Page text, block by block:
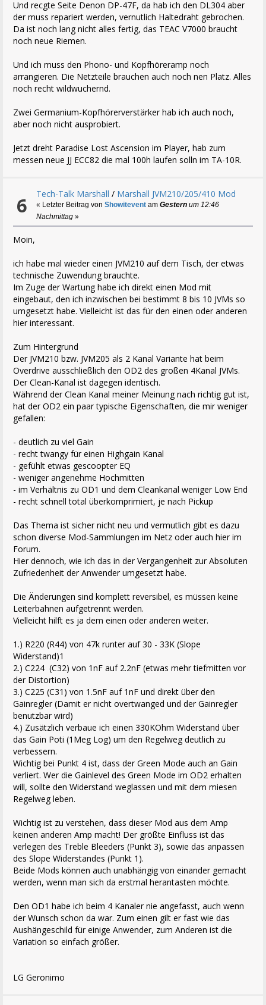
Und recgte Seite Denon DP-47F, da hab ich den DL304 aber
der muss repariert werden, vernutlich Haltedraht gebrochen.
Da ist noch lang nicht alles fertig, das TEAC V7000 braucht
noch neue Riemen.
Und ich muss den Phono- und Kopfhöreramp noch
arrangieren. Die Netzteile brauchen auch noch nen Platz. Alles
noch recht wildwuchernd.
Zwei Germanium-Kopfhörerverstärker hab ich auch noch,
aber noch nicht ausprobiert.
Jetzt dreht Paradise Lost Ascension im Player, hab zum
messen neue JJ ECC82 die mal 100h laufen solln im TA-10R.
6 Tech-Talk Marshall / Marshall JVM210/205/410 Mod
« Letzter Beitrag vonShowitevent am Gestern um 12:46
Nachmittag »
Moin,
ich habe mal wieder einen JVM210 auf dem Tisch, der etwas
technische Zuwendung brauchte.
Im Zuge der Wartung habe ich direkt einen Mod mit
eingebaut, den ich inzwischen bei bestimmt 8 bis 10 JVMs so
umgesetzt habe. Vielleicht ist das für den einen oder anderen
hier interessant.
Zum Hintergrund
Der JVM210 bzw. JVM205 als 2 Kanal Variante hat beim
Overdrive ausschließlich den OD2 des großen 4Kanal JVMs.
Der Clean-Kanal ist dagegen identisch.
Während der Clean Kanal meiner Meinung nach richtig gut ist,
hat der OD2 ein paar typische Eigenschaften, die mir weniger
gefallen:
- deutlich zu viel Gain
- recht twangy für einen Highgain Kanal
- gefühlt etwas gescoopter EQ
- weniger angenehme Hochmitten
- im Verhältnis zu OD1 und dem Cleankanal weniger Low End
- recht schnell total überkomprimiert, je nach Pickup
Das Thema ist sicher nicht neu und vermutlich gibt es dazu
schon diverse Mod-Sammlungen im Netz oder auch hier im
Forum.
Hier dennoch, wie ich das in der Vergangenheit zur Absoluten
Zufriedenheit der Anwender umgesetzt habe.
Die Änderungen sind komplett reversibel, es müssen keine
Leiterbahnen aufgetrennt werden.
Vielleicht hilft es ja dem einen oder anderen weiter.
1.) R220 (R44) von 47k runter auf 30 - 33K (Slope
Widerstand)1
2.) C224 (C32) von 1nF auf 2.2nF (etwas mehr tiefmitten vor
der Distortion)
3.) C225 (C31) von 1.5nF auf 1nF und direkt über den
Gainregler (Damit er nicht overtwanged und der Gainregler
benutzbar wird)
4.) Zusätzlich verbaue ich einen 330KOhm Widerstand über
das Gain Poti (1Meg Log) um den Regelweg deutlich zu
verbessern.
Wichtig bei Punkt 4 ist, dass der Green Mode auch an Gain
verliert. Wer die Gainlevel des Green Mode im OD2 erhalten
will, sollte den Widerstand weglassen und mit dem miesen
Regelweg leben.
Wichtig ist zu verstehen, dass dieser Mod aus dem Amp
keinen anderen Amp macht! Der größte Einfluss ist das
verlegen des Treble Bleeders (Punkt 3), sowie das anpassen
des Slope Widerstandes (Punkt 1).
Beide Mods können auch unabhängig von einander gemacht
werden, wenn man sich da erstmal herantasten möchte.
Den OD1 habe ich beim 4 Kanaler nie angefasst, auch wenn
der Wunsch schon da war. Zum einen gilt er fast wie das
Aushängeschild für einige Anwender, zum Anderen ist die
Variation so einfach größer.
LG Geronimo